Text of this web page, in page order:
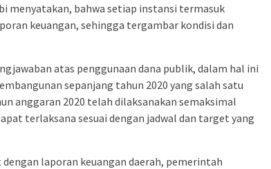
menyatakan, bahwa setiap instansi termasuk
keuangan, sehingga tergambar kondisi dan
atas penggunaan dana publik, dalam hal ini
sepanjang tahun 2020 yang salah satu
anggaran 2020 telah dilaksanakan semaksimal
terlaksana sesuai dengan jadwal dan target yang
laporan keuangan daerah, pemerintah